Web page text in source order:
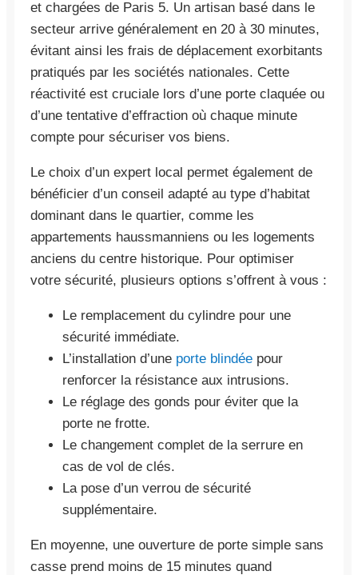
et chargées de Paris 5. Un artisan basé dans le
secteur arrive généralement en 20 à 30 minutes,
évitant ainsi les frais de déplacement exorbitants
pratiqués par les sociétés nationales. Cette
réactivité est cruciale lors d’une porte claquée ou
d’une tentative d’effraction où chaque minute
compte pour sécuriser vos biens.
Le choix d’un expert local permet également de
bénéficier d’un conseil adapté au type d’habitat
dominant dans le quartier, comme les
appartements haussmanniens ou les logements
anciens du centre historique. Pour optimiser
votre sécurité, plusieurs options s’offrent à vous :
Le remplacement du cylindre pour une
sécurité immédiate.
L’installation d’une porte blindée pour
renforcer la résistance aux intrusions.
Le réglage des gonds pour éviter que la
porte ne frotte.
Le changement complet de la serrure en
cas de vol de clés.
La pose d’un verrou de sécurité
supplémentaire.
En moyenne, une ouverture de porte simple sans
casse prend moins de 15 minutes quand